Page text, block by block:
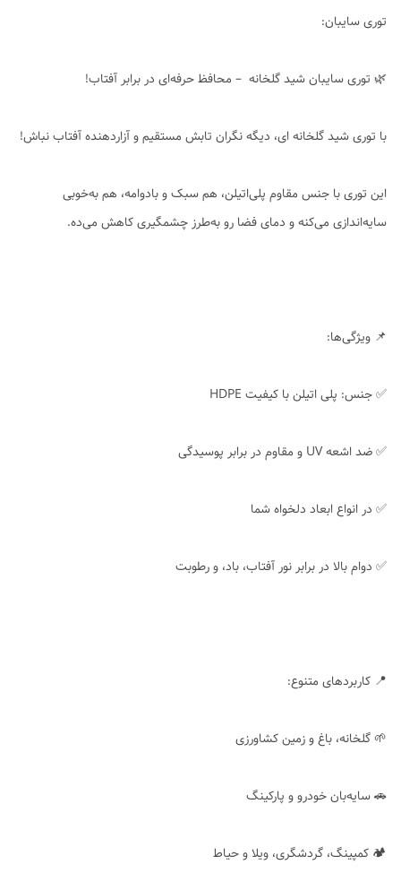
توری سایبان:
🌿 توری سایبان شید گلخانه – محافظ حرفه‌ای در برابر آفتاب!
با توری شید گلخانه ای، دیگه نگران تابش مستقیم و آزاردهنده آفتاب نباش!
این توری با جنس مقاوم پلی‌اتیلن، هم سبک و بادوامه، هم به‌خوبی
سایه‌اندازی می‌کنه و دمای فضا رو به‌طرز چشمگیری کاهش می‌ده.
📌 ویژگی‌ها:
✅ جنس: پلی اتیلن با کیفیت HDPE
✅ ضد اشعه UV و مقاوم در برابر پوسیدگی
✅ در انواع ابعاد دلخواه شما
✅ دوام بالا در برابر نور آفتاب، باد، و رطوبت
📍 کاربردهای متنوع:
🌱 گلخانه، باغ و زمین کشاورزی
🚗 سایه‌بان خودرو و پارکینگ
🏕 کمپینگ، گردشگری، ویلا و حیاط